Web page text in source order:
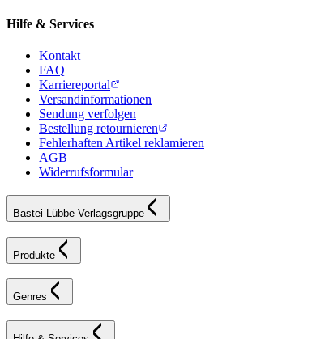
Hilfe & Services
Kontakt
FAQ
Karriereportal
Versandinformationen
Sendung verfolgen
Bestellung retournieren
Fehlerhaften Artikel reklamieren
AGB
Widerrufsformular
Bastei Lübbe Verlagsgruppe
Produkte
Genres